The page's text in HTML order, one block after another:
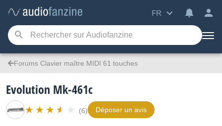
FR
Forums Clavier maître MIDI 61 touches
Evolution Mk-461c
(6) Déposer un avis